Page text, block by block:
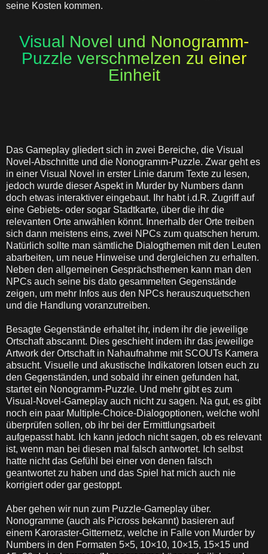
seine Kosten kommen.
Visual Novel und Nonogramm-
Puzzle verschmelzen zu einer
Einheit
Das Gameplay gliedert sich in zwei Bereiche, die Visual
Novel-Abschnitte und die Nonogramm-Puzzle. Zwar geht es
in einer Visual Novel in erster Linie darum Texte zu lesen,
jedoch wurde dieser Aspekt in Murder by Numbers dann
doch etwas interaktiver eingebaut. Ihr habt i.d.R. Zugriff auf
eine Gebiets- oder sogar Stadtkarte, über die ihr die
relevanten Orte anwählen könnt. Innerhalb der Orte treiben
sich dann meistens eins, zwei NPCs zum quatschen herum.
Natürlich sollte man sämtliche Dialogthemen mit den Leuten
abarbeiten, um neue Hinweise und dergleichen zu erhalten.
Neben den allgemeinen Gesprächsthemen kann man den
NPCs auch seine bis dato gesammelten Gegenstände
zeigen, um mehr Infos aus den NPCs herauszuquetschen
und die Handlung voranzutreiben.
Besagte Gegenstände erhaltet ihr, indem ihr die jeweilige
Ortschaft abscannt. Dies geschieht indem ihr das jeweilige
Artwork der Ortschaft in Nahaufnahme mit SCOUTs Kamera
absucht. Visuelle und akustische Indikatoren lotsen euch zu
den Gegenständen, und sobald ihr einen gefunden hat,
startet ein Nonogramm-Puzzle. Und mehr gibt es zum
Visual-Novel-Gameplay auch nicht zu sagen. Na gut, es gibt
noch ein paar Multiple-Choice-Dialogoptionen, welche wohl
überprüfen sollen, ob ihr bei der Ermittlungsarbeit
aufgepasst habt. Ich kann jedoch nicht sagen, ob es relevant
ist, wenn man bei diesen mal falsch antwortet. Ich selbst
hatte nicht das Gefühl bei einer von denen falsch
geantwortet zu haben und das Spiel hat mich auch nie
korrigiert oder gar gestoppt.
Aber gehen wir nun zum Puzzle-Gameplay über.
Nonogramme (auch als Picross bekannt) basieren auf
einem Karoraster-Gitternetz, welche in Falle von Murder by
Numbers in den Formaten 5×5, 10×10, 10×15, 15×15 und